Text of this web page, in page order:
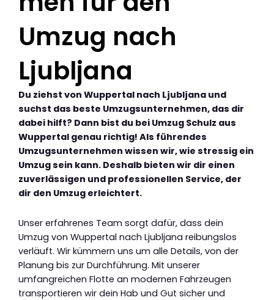
Umzug nach
Ljubljana
Du ziehst von Wuppertal nach Ljubljana und
suchst das beste Umzugsunternehmen, das dir
dabei hilft? Dann bist du bei Umzug Schulz aus
Wuppertal genau richtig! Als führendes
Umzugsunternehmen wissen wir, wie stressig ein
Umzug sein kann. Deshalb bieten wir dir einen
zuverlässigen und professionellen Service, der
dir den Umzug erleichtert.
Unser erfahrenes Team sorgt dafür, dass dein
Umzug von Wuppertal nach Ljubljana reibungslos
verläuft. Wir kümmern uns um alle Details, von der
Planung bis zur Durchführung. Mit unserer
umfangreichen Flotte an modernen Fahrzeugen
transportieren wir dein Hab und Gut sicher und